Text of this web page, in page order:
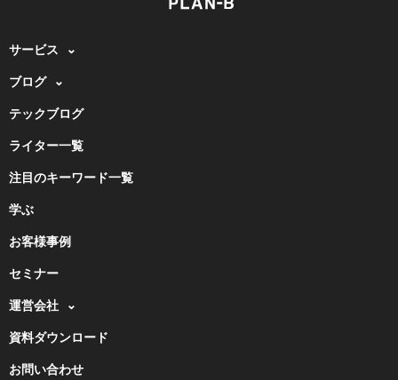
サービス
ブログ
テックブログ
ライター一覧
注目のキーワード一覧
学ぶ
お客様事例
セミナー
運営会社
資料ダウンロード
お問い合わせ